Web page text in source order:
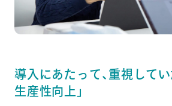
導入にあたって、重視して
生産性向上」